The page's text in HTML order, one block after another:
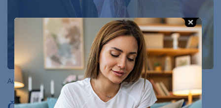
Autor: RomarioIen/Shutterstock.com